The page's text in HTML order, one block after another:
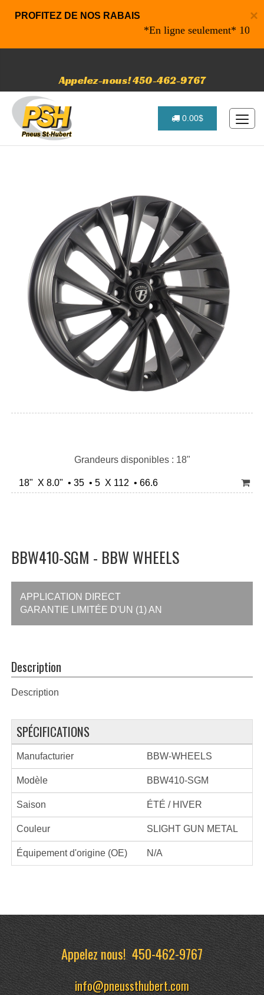
×
PROFITEZ DE NOS RABAIS
*En ligne seulement* 10% de
Appelez-nous! 450-462-9767
0.00$
Grandeurs disponibles : 18"
18" X 8.0" • 35 • 5 X 112 • 66.6
BBW410-SGM - BBW WHEELS
APPLICATION DIRECT
GARANTIE LIMITÉE D'UN (1) AN
Description
Description
SPÉCIFICATIONS
Manufacturier BBW-WHEELS
Modèle BBW410-SGM
Saison ÉTÉ / HIVER
Couleur SLIGHT GUN METAL
Équipement d'origine (OE) N/A
Appelez nous!450-462-9767
info@pneussthubert.com